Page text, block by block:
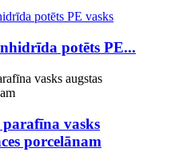
potēts PE...
vasks
porcelānam